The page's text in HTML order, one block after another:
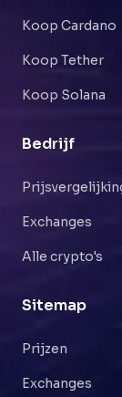
Koop Cardano
Koop Tether
Koop Solana
Bedrijf
Exchanges
Alle crypto's
Sitemap
Prijzen
Exchanges